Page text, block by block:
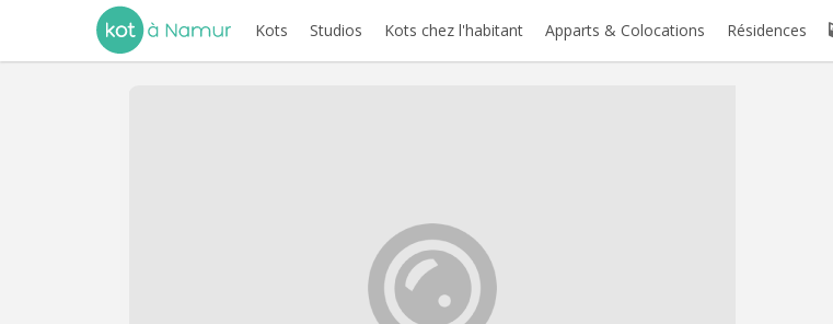
Kots Studios Kots chez l'habitant Apparts & Colocations Résidences